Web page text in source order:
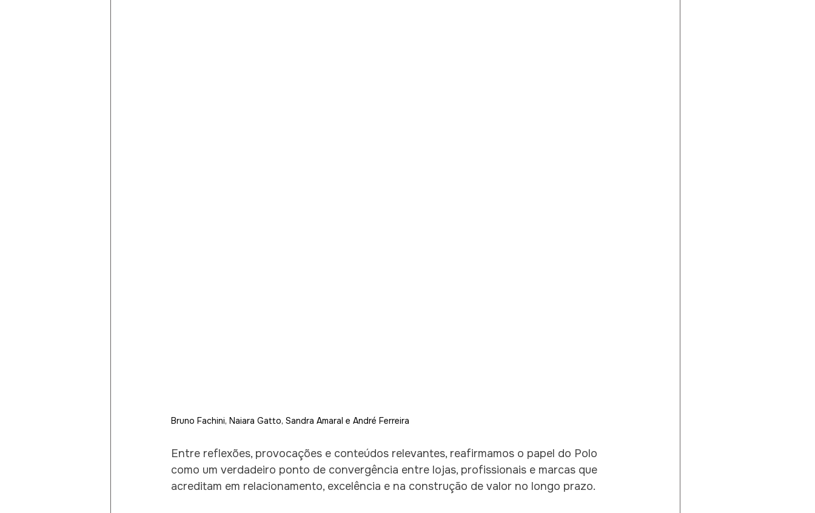
Bruno Fachini, Naiara Gatto, Sandra Amaral e André Ferreira
Entre reflexões, provocações e conteúdos relevantes, reafirmamos o papel do Polo
como um verdadeiro ponto de convergência entre lojas, profissionais e marcas que
acreditam em relacionamento, excelência e na construção de valor no longo prazo.